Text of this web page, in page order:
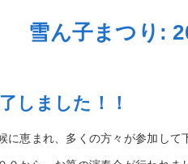
雪ん子まつり:
しました！！
に恵まれ、多くの方々が参加して